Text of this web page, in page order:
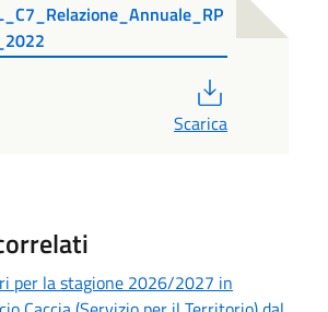
Scarica
per la stagione 2026/2027 in